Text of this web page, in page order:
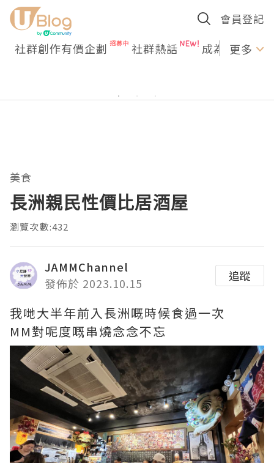
會員登記
社群創作有價企劃 社群熱話 成為U更多
美食
長洲親民性價比居酒屋
瀏覽次數:432
JAMMChannel
發佈於 2023.10.15
追蹤
我哋大半年前入長洲嘅時候食過一次
MM對呢度嘅串燒念念不忘